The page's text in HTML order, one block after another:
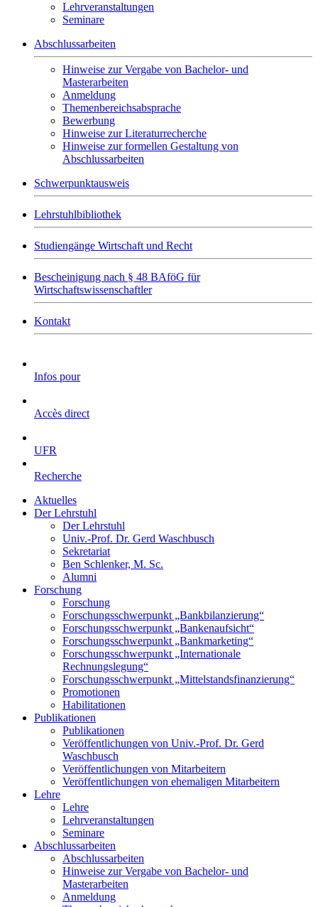
Lehrveranstaltungen
Seminare
Abschlussarbeiten
Hinweise zur Vergabe von Bachelor- und
Masterarbeiten
Anmeldung
Themenbereichsabsprache
Bewerbung
Hinweise zur Literaturrecherche
Hinweise zur formellen Gestaltung von
Abschlussarbeiten
Schwerpunktausweis
Lehrstuhlbibliothek
Studiengänge Wirtschaft und Recht
Bescheinigung nach § 48 BAföG für
Wirtschaftswissenschaftler
Kontakt
Infos pour
Accès direct
UFR
Recherche
Aktuelles
Der Lehrstuhl
Der Lehrstuhl
Univ.-Prof. Dr. Gerd Waschbusch
Sekretariat
Ben Schlenker, M. Sc.
Alumni
Forschung
Forschung
Forschungsschwerpunkt „Bankbilanzierung“
Forschungsschwerpunkt „Bankenaufsicht“
Forschungsschwerpunkt „Bankmarketing“
Forschungsschwerpunkt „Internationale
Rechnungslegung“
Forschungsschwerpunkt „Mittelstandsfinanzierung“
Promotionen
Habilitationen
Publikationen
Publikationen
Veröffentlichungen von Univ.-Prof. Dr. Gerd
Waschbusch
Veröffentlichungen von Mitarbeitern
Veröffentlichungen von ehemaligen Mitarbeitern
Lehre
Lehre
Lehrveranstaltungen
Seminare
Abschlussarbeiten
Abschlussarbeiten
Hinweise zur Vergabe von Bachelor- und
Masterarbeiten
Anmeldung